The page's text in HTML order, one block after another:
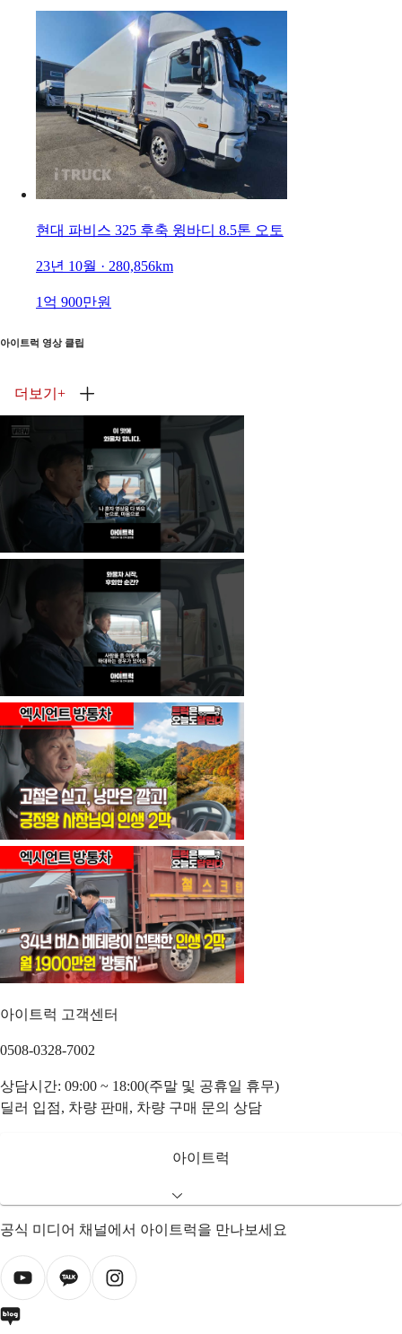
현대 파비스 325 후축 윙바디 8.5톤 오토
23년 10월 · 280,856km
1억 900만원
아이트럭 영상 클립
더보기 +
아이트럭 고객센터
0508-0328-7002
상담시간: 09:00 ~ 18:00(주말 및 공휴일 휴무)
딜러 입점, 차량 판매, 차량 구매 문의 상담
아이트럭
공식 미디어 채널에서 아이트럭을 만나보세요